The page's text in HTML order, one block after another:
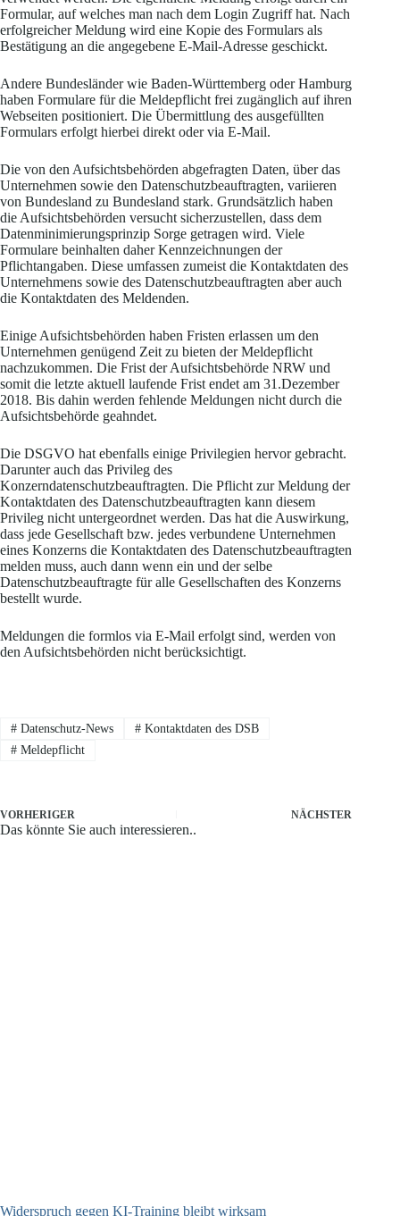
Formular, auf welches man nach dem Login Zugriff hat. Nach
erfolgreicher Meldung wird eine Kopie des Formulars als
Bestätigung an die angegebene E-Mail-Adresse geschickt.
Andere Bundesländer wie Baden-Württemberg oder Hamburg
haben Formulare für die Meldepflicht frei zugänglich auf ihren
Webseiten positioniert. Die Übermittlung des ausgefüllten
Formulars erfolgt hierbei direkt oder via E-Mail.
Die von den Aufsichtsbehörden abgefragten Daten, über das
Unternehmen sowie den Datenschutzbeauftragten, variieren
von Bundesland zu Bundesland stark. Grundsätzlich haben
die Aufsichtsbehörden versucht sicherzustellen, dass dem
Datenminimierungsprinzip Sorge getragen wird. Viele
Formulare beinhalten daher Kennzeichnungen der
Pflichtangaben. Diese umfassen zumeist die Kontaktdaten des
Unternehmens sowie des Datenschutzbeauftragten aber auch
die Kontaktdaten des Meldenden.
Einige Aufsichtsbehörden haben Fristen erlassen um den
Unternehmen genügend Zeit zu bieten der Meldepflicht
nachzukommen. Die Frist der Aufsichtsbehörde NRW und
somit die letzte aktuell laufende Frist endet am 31.Dezember
2018. Bis dahin werden fehlende Meldungen nicht durch die
Aufsichtsbehörde geahndet.
Die DSGVO hat ebenfalls einige Privilegien hervor gebracht.
Darunter auch das Privileg des
Konzerndatenschutzbeauftragten. Die Pflicht zur Meldung der
Kontaktdaten des Datenschutzbeauftragten kann diesem
Privileg nicht untergeordnet werden. Das hat die Auswirkung,
dass jede Gesellschaft bzw. jedes verbundene Unternehmen
eines Konzerns die Kontaktdaten des Datenschutzbeauftragten
melden muss, auch dann wenn ein und der selbe
Datenschutzbeauftragte für alle Gesellschaften des Konzerns
bestellt wurde.
Meldungen die formlos via E-Mail erfolgt sind, werden von
den Aufsichtsbehörden nicht berücksichtigt.
#Datenschutz-News #Kontaktdaten des DSB
#Meldepflicht
VORHERIGER NÄCHSTER
Das könnte Sie auch interessieren..
Widerspruch gegen KI-Training bleibt wirksam